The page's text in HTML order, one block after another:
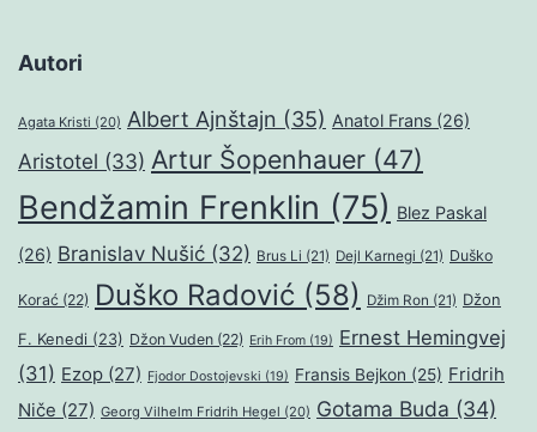
Autori
Agata Kristi (20) Albert Ajnštajn (35) Anatol Frans (26)
Aristotel (33) Artur Šopenhauer (47)
Bendžamin Frenklin (75) Blez Paskal
(26) Branislav Nušić (32) Brus Li (21) Dejl Karnegi (21) Duško
Korać (22) Duško Radović (58) Džim Ron (21) Džon
F. Kenedi (23) Džon Vuden (22) Erih From (19) Ernest Hemingvej
(31) Ezop (27) Fjodor Dostojevski (19) Fransis Bejkon (25) Fridrih
Niče (27) Georg Vilhelm Fridrih Hegel (20) Gotama Buda (34)